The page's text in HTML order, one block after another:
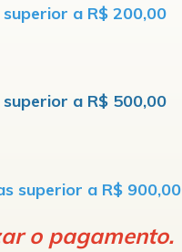
a R$ 200,00
a R$ 500,00
superior a R$ 900,00
o pagamento.